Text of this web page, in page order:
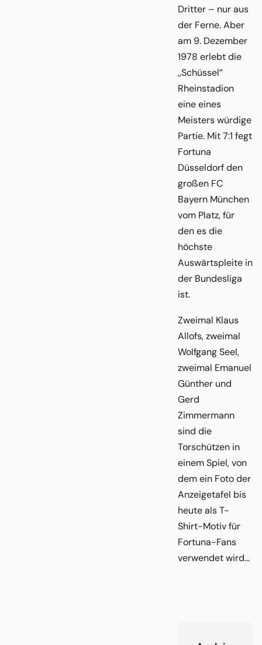
Dritter – nur aus
der Ferne. Aber
am 9. Dezember
1978 erlebt die
,,Schüssel“
Rheinstadion
eine eines
Meisters würdige
Partie. Mit 7:1 fegt
Fortuna
Düsseldorf den
großen FC
Bayern München
vom Platz, für
den es die
höchste
Auswärtspleite in
der Bundesliga
ist.
Zweimal Klaus
Allofs, zweimal
Wolfgang Seel,
zweimal Emanuel
Günther und
Gerd
Zimmermann
sind die
Torschützen in
einem Spiel, von
dem ein Foto der
Anzeigetafel bis
heute als T-
Shirt-Motiv für
Fortuna-Fans
verwendet wird…